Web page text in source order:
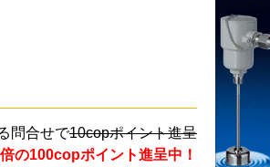
問合せで10copポイント進呈
の100copポイント進呈中！